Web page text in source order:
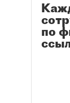
по